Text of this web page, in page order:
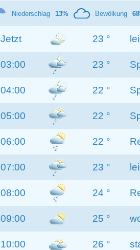
Niederschlag 13% Bewölkung
Jetzt 23 °
03:00 23 °
04:00 22 °
05:00 22 °
06:00 22 °
07:00 23 °
08:00 24 °
09:00 25 °
10:00 26 °